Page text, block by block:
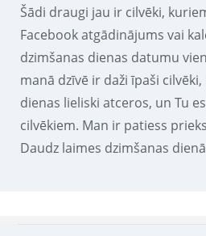
Šādi draugi jau ir cilvēki,
Facebook atgādinājums vai
dzimšanas dienas datumu
manā dzīvē ir daži īpaši
dienas lieliski atceros, un Tu
cilvēkiem. Man ir patiess
Daudz laimes dzimšanas